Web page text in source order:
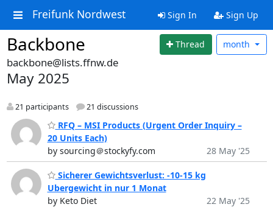
Freifunk Nordwest Sign In Sign Up
Backbone Thread month
backbone@lists.ffnw.de
May 2025
21 participants 21 discussions
RFQ – MSI Products (Urgent Order Inquiry –
20 Units Each)
by sourcing＠stockyfy.com
28 May '25
Sicherer Gewichtsverlust: -10-15 kg
Ubergewicht in nur 1 Monat
by Keto Diet
22 May '25